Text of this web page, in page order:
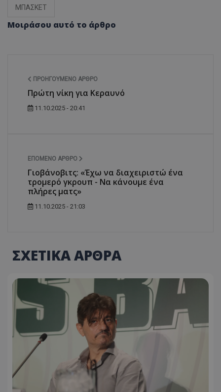
ΜΠΑΣΚΕΤ
Μοιράσου αυτό το άρθρο
ΠΡΟΗΓΟΎΜΕΝΟ ΆΡΘΡΟ
Πρώτη νίκη για Κεραυνό
11.10.2025 - 20:41
ΕΠΌΜΕΝΟ ΆΡΘΡΟ
Γιοβάνοβιτς: «Έχω να διαχειριστώ ένα
τρομερό γκρουπ - Να κάνουμε ένα
πλήρες ματς»
11.10.2025 - 21:03
ΣΧΕΤΙΚΑ ΑΡΘΡΑ